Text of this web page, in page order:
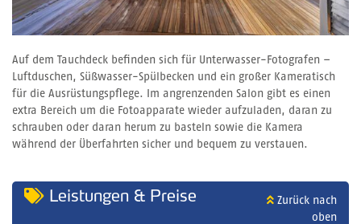
Auf dem Tauchdeck befinden sich für Unterwasser-Fotografen –
Luftduschen, Süßwasser-Spülbecken und ein großer Kameratisch
für die Ausrüstungspflege. Im angrenzenden Salon gibt es einen
extra Bereich um die Fotoapparate wieder aufzuladen, daran zu
schrauben oder daran herum zu basteln sowie die Kamera
während der Überfahrten sicher und bequem zu verstauen.
Leistungen & Preise
Zurück nach
oben